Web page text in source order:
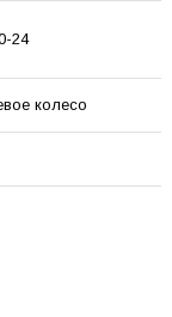
24
колесо